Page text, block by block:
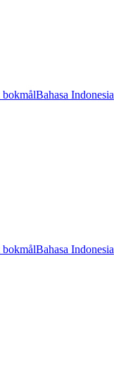
Bahasa Indonesia
Bahasa Indonesia